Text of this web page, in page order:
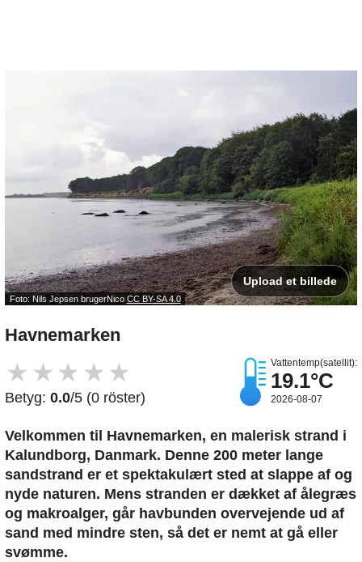
Foto: Nils Jepsen brugerNicoCC BY-SA 4.0
Upload et billede
Havnemarken
★ ★ ★ ★ ★
Betyg: 0.0/5 (0 röster)
Vattentemp(satellit):
19.1°C
2026-08-07
Velkommen til Havnemarken, en malerisk strand i
Kalundborg, Danmark. Denne 200 meter lange
sandstrand er et spektakulært sted at slappe af og
nyde naturen. Mens stranden er dækket af ålegræs
og makroalger, går havbunden overvejende ud af
sand med mindre sten, så det er nemt at gå eller
svømme.